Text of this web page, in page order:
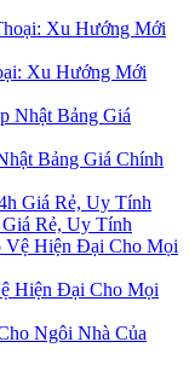
Xu Hướng Mới
Bảng Giá Chính
Rẻ, Uy Tính
Hiện Đại Cho Mọi